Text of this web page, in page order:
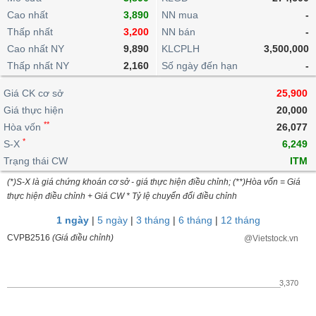
lỗ
Giao
dịch
nội
bộ
giám
Tài
cổ
đông
giá
Nước
ngoài
Tự
doanh
Top
cổ
phiếu
Bản
đồ
dịch
Chứng
quyền
Tổng
quan
Thống
kê
giao
dịch
Định
giá
Thống
kê
giao
dịch
Phân
tích
Bảng
giá
trực
tuyến
Bộ
lọc
cổ
phiếu
cổ
Vĩ
mô
Chứng
quyền
Trái
doanh
nghiệp
IR
Awards
Đào
tạo
Dịch
vụ
Cao nhất
3,890
Thấp nhất
3,200
Cao nhất NY
9,890
Thấp nhất NY
2,160
NN mua
-
NN bán
-
KLCPLH
3,500,000
Số ngày đến hạn
-
Giá CK cơ sở
25,900
Giá thực hiện
20,000
Hòa vốn **
26,077
S-X *
6,249
Trạng thái CW
ITM
(*)S-X là giá chứng khoán cơ sở - giá thực hiện điều chỉnh; (**)Hòa vốn = Giá
thực hiện điều chỉnh + Giá CW * Tỷ lệ chuyển đổi điều chỉnh
1 ngày| 5 ngày| 3 tháng | 6 tháng | 12 tháng
CVPB2516 (Giá điều chỉnh) @Vietstock.vn
3,370
BẤT
ĐỘNG
TÀI
CHÍNH
HÀNG
HÓA
KINH